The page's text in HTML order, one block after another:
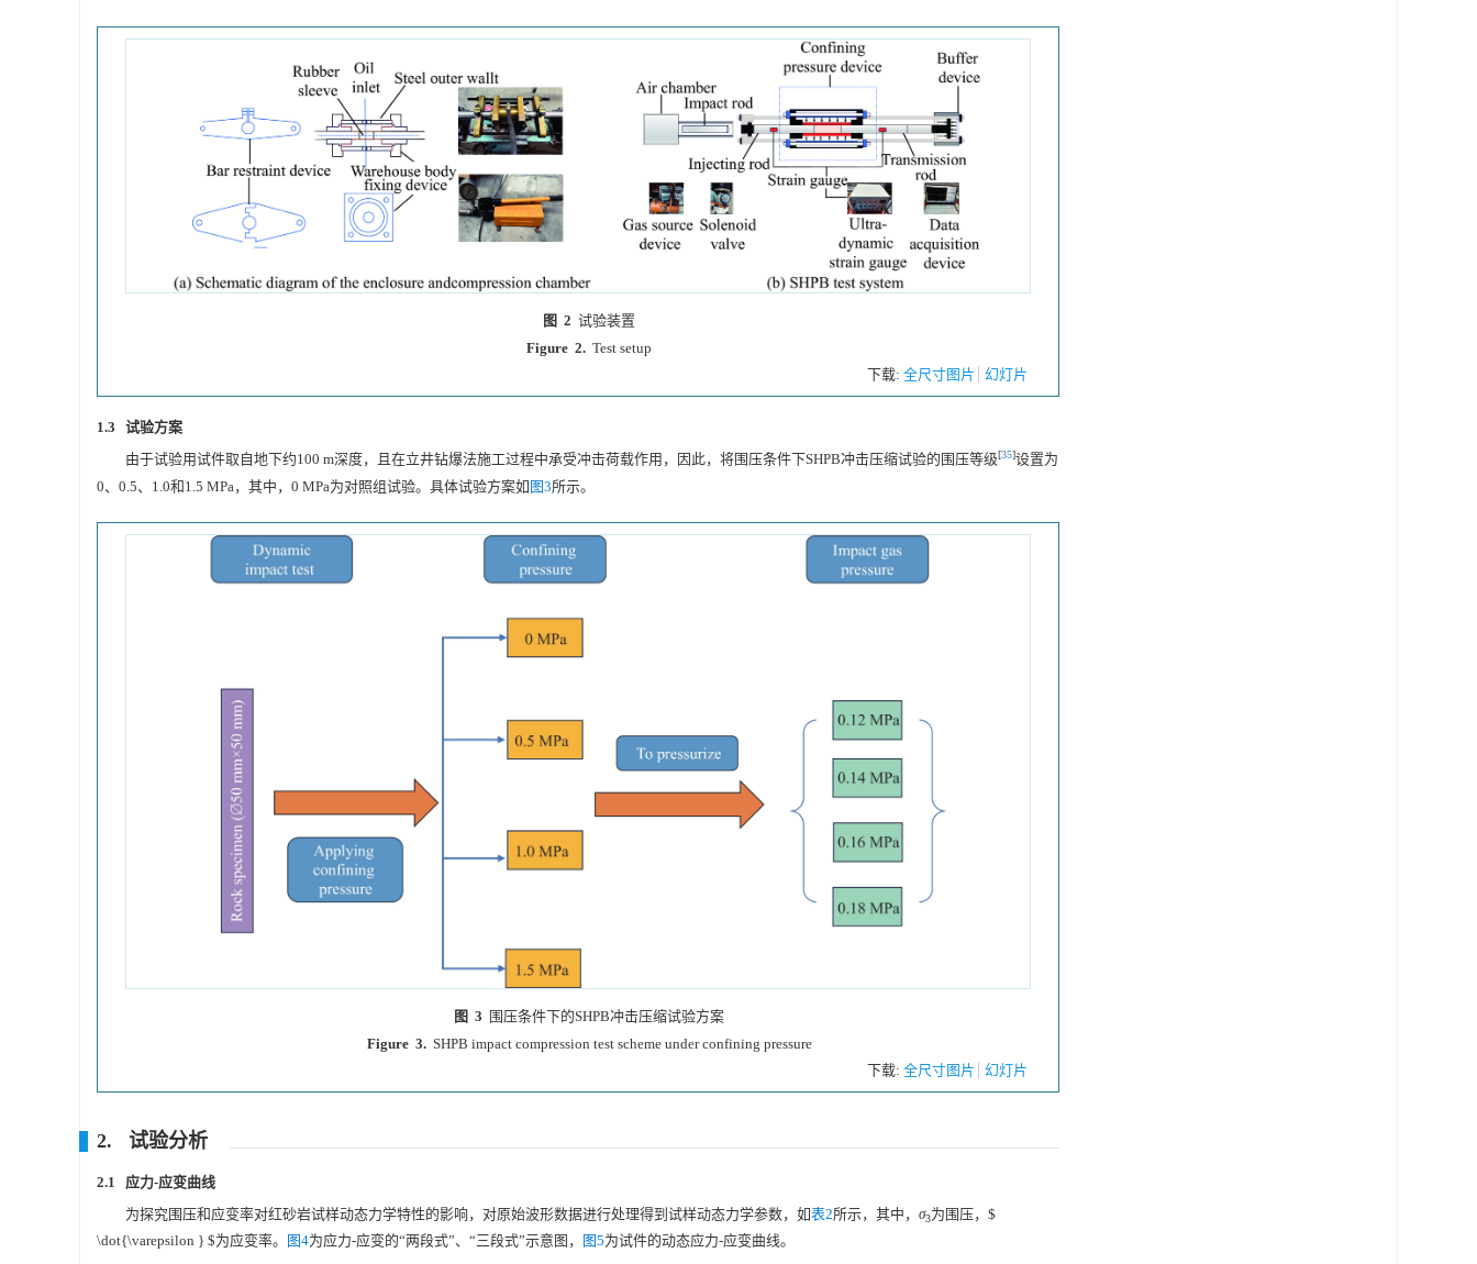
图 2 试验装置
Figure 2. Test setup
下载: 全尺寸图片 幻灯片
1.3 试验方案
由于试验用试件取自地下约100 m深度，且在立井钻爆法施工过程中承受冲击荷载作用，因此，将围压条件下SHPB冲击压缩试验的围压等级[35]设置为
0、0.5、1.0和1.5 MPa，其中，0 MPa为对照组试验。具体试验方案如图3所示。
图 3 围压条件下的SHPB冲击压缩试验方案
Figure 3. SHPB impact compression test scheme under confining pressure
下载: 全尺寸图片 幻灯片
2. 试验分析
2.1 应力-应变曲线
为探究围压和应变率对红砂岩试样动态力学特性的影响，对原始波形数据进行处理得到试样动态力学参数，如表2所示，其中， σ3为围压，$
\dot{\varepsilon } $为应变率。
图4为应力-应变的“两段式”、“三段式”示意图， 图5为试件的动态应力-应变曲线。